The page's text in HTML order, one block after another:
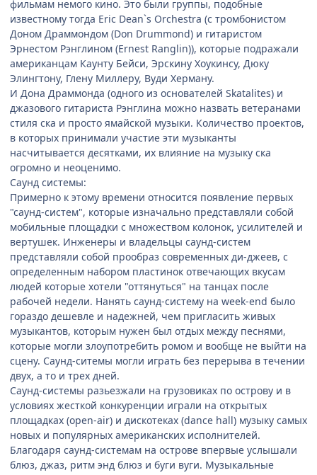
фильмам немого кино. Это были группы, подобные
известному тогда Eric Dean`s Orchestra (с тромбонистом
Доном Драммондом (Don Drummond) и гитаристом
Эрнестом Рэнглином (Ernest Ranglin)), которые подражали
американцам Каунту Бейси, Эрскину Хоукинсу, Дюку
Элингтону, Глену Миллеру, Вуди Херману.
И Дона Драммонда (одного из основателей Skatalites) и
джазового гитариста Рэнглина можно назвать ветеранами
стиля ска и просто ямайской музыки. Количество проектов,
в которых принимали участие эти музыканты
насчитывается десятками, их влияние на музыку ска
огромно и неоценимо.
Саунд системы:
Примерно к этому времени относится появление первых
"саунд-систем", которые изначально представляли собой
мобильные площадки с множеством колонок, усилителей и
вертушек. Инженеры и владельцы саунд-систем
представляли собой прообраз современных ди-джеев, с
определенным набором пластинок отвечающих вкусам
людей которые хотели "оттянуться" на танцах после
рабочей недели. Нанять саунд-систему на week-end было
гораздо дешевле и надежней, чем пригласить живых
музыкантов, которым нужен был отдых между песнями,
которые могли злоупотребить ромом и вообще не выйти на
сцену. Саунд-ситемы могли играть без перерыва в течении
двух, а то и трех дней.
Саунд-системы разьезжали на грузовиках по острову и в
условиях жесткой конкуренции играли на открытых
площадках (open-air) и дискотеках (dance hall) музыку cамых
новых и популярных американских исполнителей.
Благодаря саунд-системам на острове впервые услышали
блюз, джаз, ритм энд блюз и буги вуги. Музыкальные